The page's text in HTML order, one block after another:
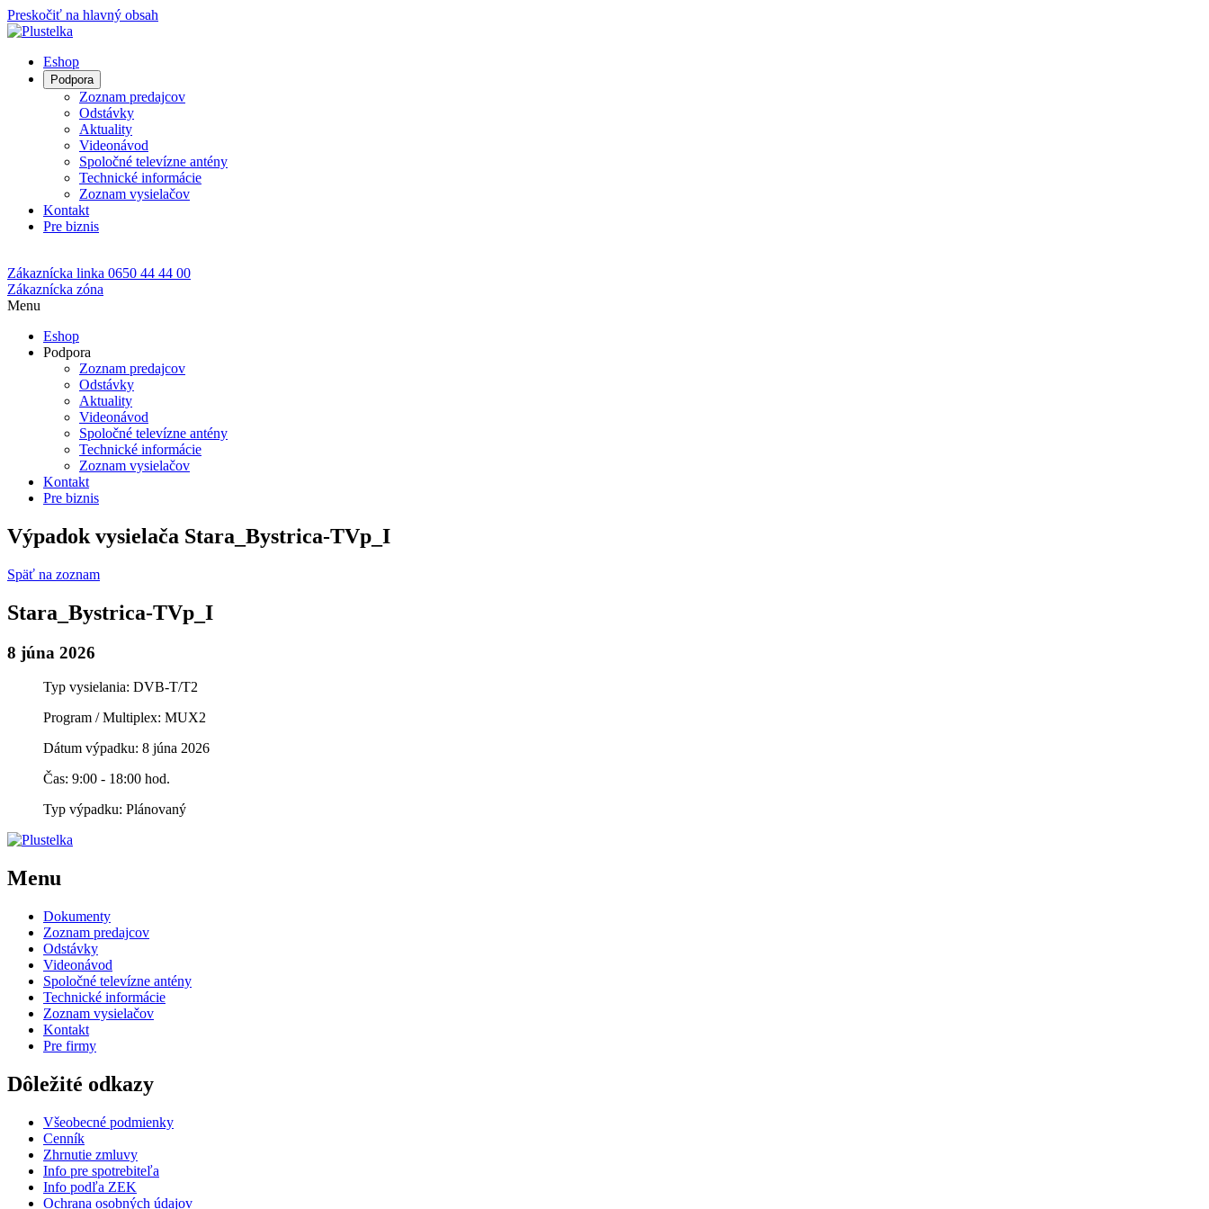
Preskočiť na hlavný obsah
Eshop
Podpora
Zoznam predajcov
Odstávky
Aktuality
Videonávod
Spoločné televízne antény
Technické informácie
Zoznam vysielačov
Kontakt
Pre biznis
Zákaznícka linka 0650 44 44 00
Zákaznícka zóna
Menu
Eshop
Podpora
Zoznam predajcov
Odstávky
Aktuality
Videonávod
Spoločné televízne antény
Technické informácie
Zoznam vysielačov
Kontakt
Pre biznis
Výpadok vysielača Stara_Bystrica-TVp_I
Späť na zoznam
Stara_Bystrica-TVp_I
8 júna 2026
Typ vysielania: DVB-T/T2
Program / Multiplex: MUX2
Dátum výpadku: 8 júna 2026
Čas: 9:00 - 18:00 hod.
Typ výpadku: Plánovaný
Menu
Dokumenty
Zoznam predajcov
Odstávky
Videonávod
Spoločné televízne antény
Technické informácie
Zoznam vysielačov
Kontakt
Pre firmy
Dôležité odkazy
Všeobecné podmienky
Cenník
Zhrnutie zmluvy
Info pre spotrebiteľa
Info podľa ZEK
Ochrana osobných údajov